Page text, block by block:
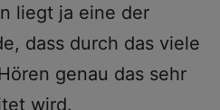
liegt ja eine der
dass durch das viele
genau das sehr
wird.